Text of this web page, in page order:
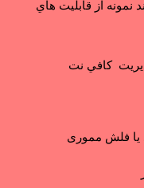
نمونه از قابليت هاي